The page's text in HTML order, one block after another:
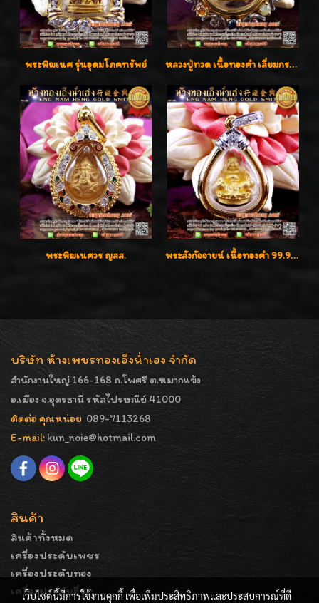
พระพิฆเนศ รุ่นอุดมโภคทรัพย์ หลวงปู่ทวด เนื้อทองคำ เลี่ยมกรอบทองคำประดับเพชรแท้และพลอยนพเก้า น่ารักมากๆค่ะ
พระพิฆเนศวร ญสส. พระสังกัจจายน์ เนื้อทองคำ 99.99%
บริษัท ห้างเพชรทองเอ็งน่ำเฮง จำกัด
สำนักงานใหญ่ 166-168 ถ.โพศรี ต.หมากแข้ง
อ.เมือง จ.อุดรธานี รหัสไปรษณีย์ 41000
ติดต่อ คุณหน่อย 089-7113268
E-mail: kun_noie@hotmail.com
สินค้า
สินค้าทั้งหมด
เครื่องประดับเพชร
เครื่องประดับทอง
เครื่องประดับอื่นๆ
เว็บไซต์นี้มีการใช้งานคุกกี้ เพื่อเพิ่มประสิทธิภาพและประสบการณ์ที่ดี